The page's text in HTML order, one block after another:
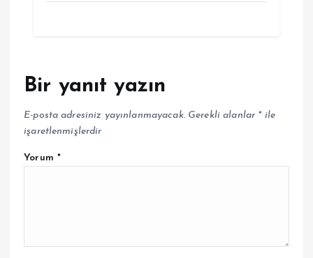
Bir yanıt yazın
E-posta adresiniz yayınlanmayacak. Gerekli alanlar *ile
işaretlenmişlerdir
Yorum *